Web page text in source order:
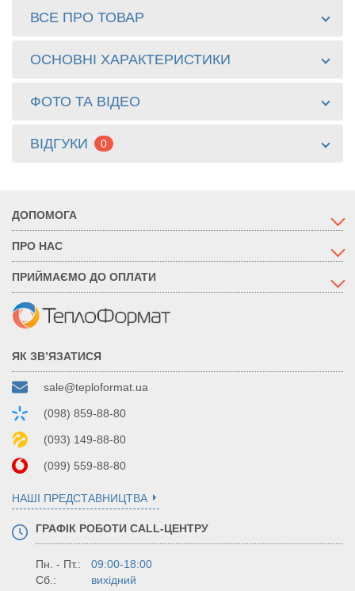
ВСЕ ПРО ТОВАР
ОСНОВНІ ХАРАКТЕРИСТИКИ
ФОТО ТА ВІДЕО
ВІДГУКИ 0
ДОПОМОГА
ПРО НАС
ПРИЙМАЄМО ДО ОПЛАТИ
ЯК ЗВ’ЯЗАТИСЯ
sale@teploformat.ua
(098) 859-88-80
(093) 149-88-80
(099) 559-88-80
НАШІ ПРЕДСТАВНИЦТВА
ГРАФІК РОБОТИ CALL-ЦЕНТРУ
Пн. - Пт.:
09:00-18:00
Сб.:
вихідний